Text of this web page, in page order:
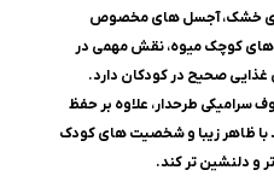
های خشک، آجسل های مخصوص
های کوچک میوه، نقش مهمی در
غذایی صحیح در کودکان دارد.
سرامیکی طرحدار، علاوه بر حفظ
با ظاهر زیبا و شخصیت های کودک
و دلنشین تر کند.